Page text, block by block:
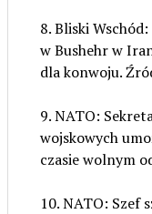
8. Bliski
w Bushehr w
dla konwoju.
9. NATO:
wojskowych
czasie wolnym
10. NATO: Szef